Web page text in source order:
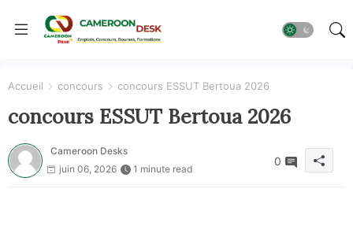
Accueil concours concours ESSUT Bertoua 2026
concours ESSUT Bertoua 2026
Cameroon Desks
juin 06, 2026
1 minute read
0